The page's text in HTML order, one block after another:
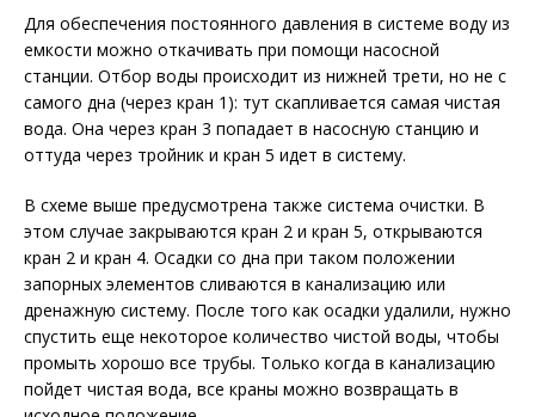
Для обеспечения постоянного давления в системе воду из
емкости можно откачивать при помощи насосной
станции. Отбор воды происходит из нижней трети, но не с
самого дна (через кран 1): тут скапливается самая чистая
вода. Она через кран 3 попадает в насосную станцию и
оттуда через тройник и кран 5 идет в систему.
В схеме выше предусмотрена также система очистки. В
этом случае закрываются кран 2 и кран 5, открываются
кран 2 и кран 4. Осадки со дна при таком положении
запорных элементов сливаются в канализацию или
дренажную систему. После того как осадки удалили, нужно
спустить еще некоторое количество чистой воды, чтобы
промыть хорошо все трубы. Только когда в канализацию
пойдет чистая вода, все краны можно возвращать в